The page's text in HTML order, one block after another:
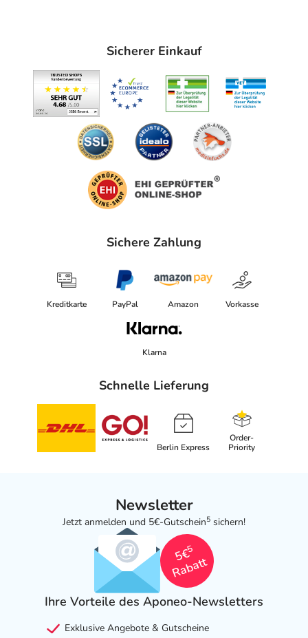
Sicherer Einkauf
Sichere Zahlung
Kreditkarte PayPal Amazon Vorkasse
Klarna
Schnelle Lieferung
Berlin Express
Order-
Priority
Newsletter
Jetzt anmelden und 5€-Gutschein5 sichern!
5€
5
Rabatt
Ihre Vorteile des Aponeo-Newsletters
Exklusive Angebote & Gutscheine